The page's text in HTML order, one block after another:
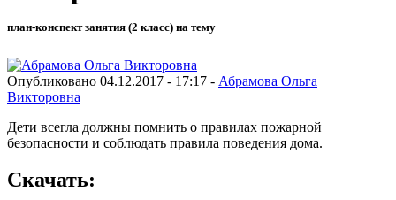
план-конспект занятия (2 класс) на тему
Опубликовано 04.12.2017 - 17:17 - Абрамова Ольга
Викторовна
Дети всегла должны помнить о правилах пожарной
безопасности и соблюдать правила поведения дома.
Скачать: